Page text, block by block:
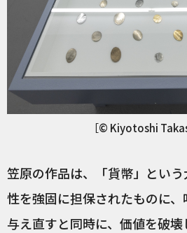
［© Kiyotoshi
笠原の作品は、「貨幣」とい
性を強固に担保されたものに
与え直すと同時に、価値を破